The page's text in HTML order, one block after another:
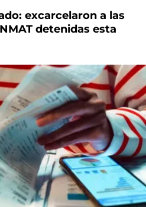
excarcelaron a las
detenidas esta